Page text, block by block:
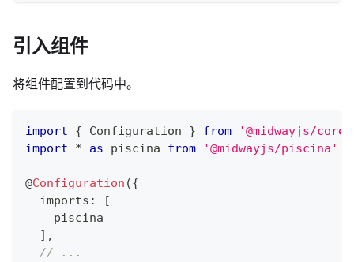
引入组件
将组件配置到代码中。
import { Configuration } from '@midwayjs/core'
import
* as piscina from '@midwayjs/piscina' ;
@Configuration ({
  imports
:
[
    piscina
] ,
// ...